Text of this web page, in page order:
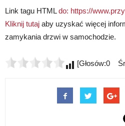
Link tagu HTMLdo: https://
Kliknij tutaj aby uzyskać więcej
zamykania drzwi w samochodzie.
[Głosów:0